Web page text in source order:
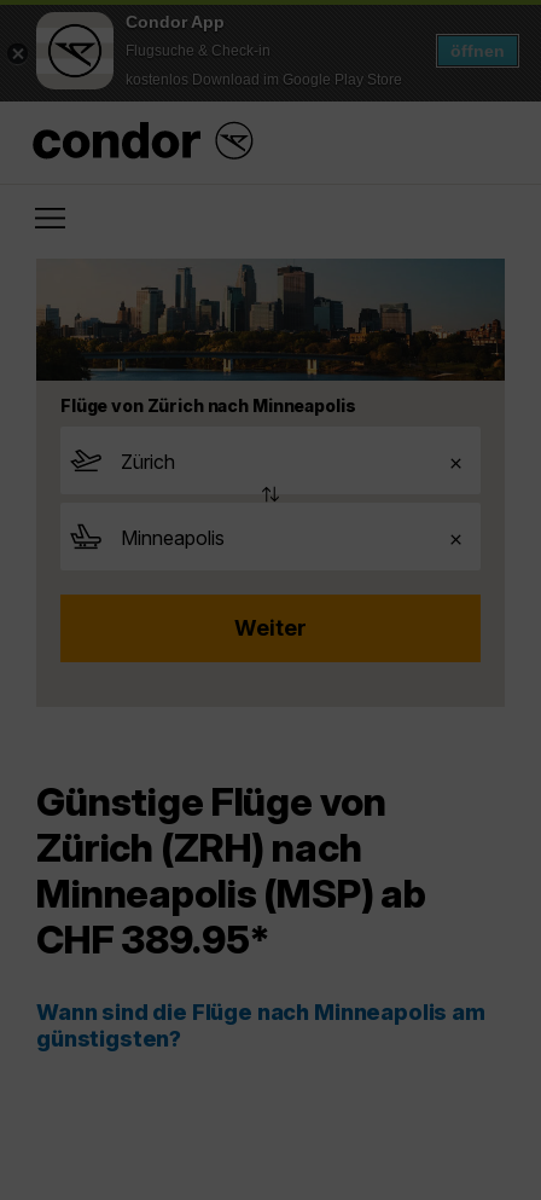
Condor App
Flugsuche & Check-in
kostenlos Download im Google Play Store
öffnen
Flüge von Zürich nach Minneapolis
Günstige Flüge von
Zürich (ZRH) nach
Minneapolis (MSP) ab
CHF 389.95*
Wann sind die Flüge nach Minneapolis am
günstigsten?